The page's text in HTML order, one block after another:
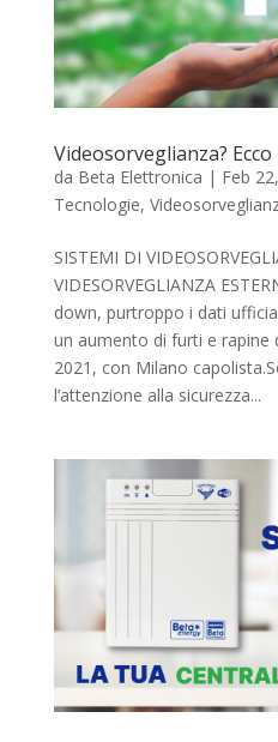
Videosorveglianza?
da Beta Elettronica | Feb
Tecnologie,
SISTEMI DI
VIDESORVEGLIANZA
down, purtroppo i dati
un aumento di furti e rapine
2021, con Milano
l’attenzione alla sicurezza...